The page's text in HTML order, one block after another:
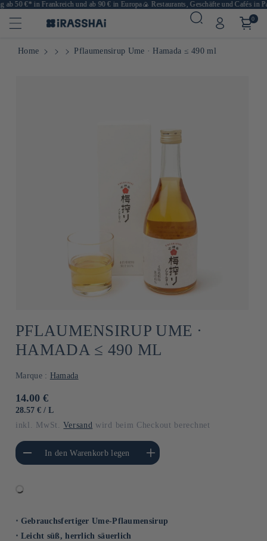
50 €* in Frankreich und ab 90 € in Europa🍙 Restaurants, Geschäfte und Cafés in
0
Home Pflaumensirup Ume · Hamada ≤ 490 ml
PFLAUMENSIRUP UME ·
HAMADA ≤ 490 ML
Marque : Hamada
Normaler
Preis
14.00 €
GRUNDPREIS
28.57 € / PRO
L
inkl. MwSt.Versand wird beim Checkout berechnet
die Menge für
TitleIn den Warenkorb legen
Erhöhe die Menge für Default
Title
⋅ Gebrauchsfertiger Ume-Pflaumensirup
⋅ Leicht süß, herrlich säuerlich